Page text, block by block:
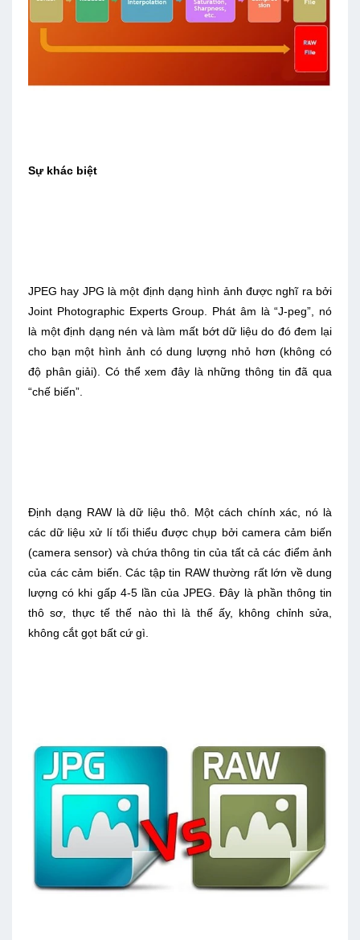
Sự khác biệt
JPEG hay JPG là một định dạng hình ảnh được nghĩ ra bởi
Joint Photographic Experts Group. Phát âm là “J-peg”, nó
là một định dạng nén và làm mất bớt dữ liệu do đó đem lại
cho bạn một hình ảnh có dung lượng nhỏ hơn (không có
độ phân giải). Có thể xem đây là những thông tin đã qua
“chế biến”.
Ðịnh dạng RAW là dữ liệu thô. Một cách chính xác, nó là
các dữ liệu xử lí tối thiểu được chụp bởi camera cảm biến
(camera sensor) và chứa thông tin của tất cả các điểm ảnh
của các cảm biến. Các tập tin RAW thường rất lớn về dung
lượng có khi gấp 4-5 lần của JPEG. Đây là phần thông tin
thô sơ, thực tế thế nào thì là thế ấy, không chỉnh sửa,
không cắt gọt bất cứ gì.